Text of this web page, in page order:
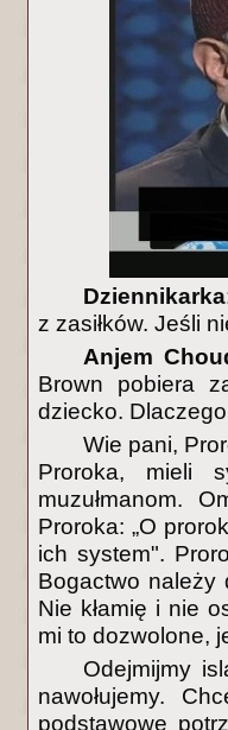
Dziennikarka
z zasiłków. Jeśli
Anjem
Brown pobiera
dziecko.
Wie pani,
Proroka, mieli
muzułmanom.
Proroka: „O
ich system".
Bogactwo należy
Nie kłamię i nie
mi to dozwolone,
Odejmijmy
nawołujemy.
podstawowe